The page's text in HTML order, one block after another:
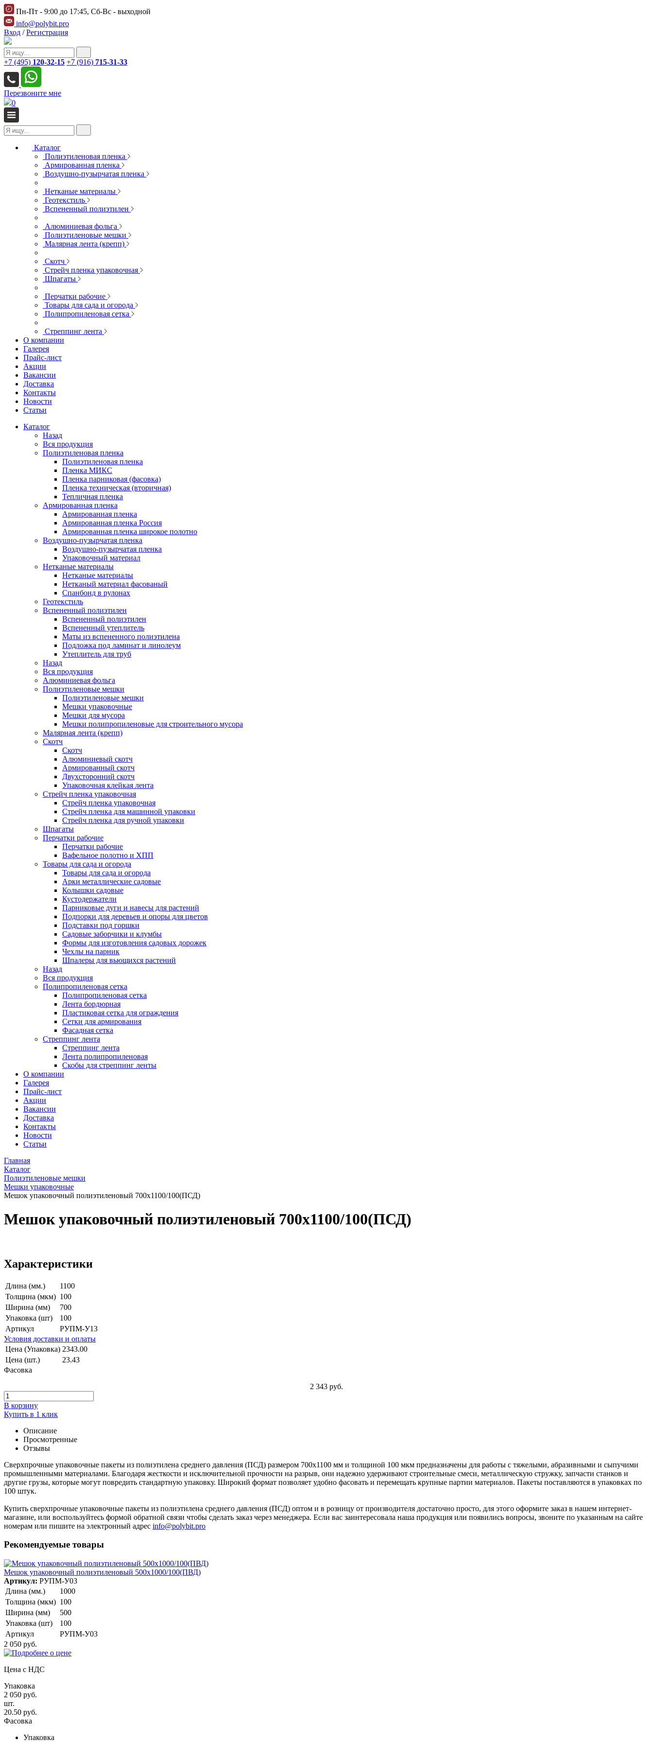
Пн-Пт - 9:00 до 17:45, Сб-Вс - выходной
info@polybit.pro
Вход /Регистрация
+7 (495) 120-32-15 +7 (916) 715-31-33
Перезвоните мне
0
Каталог
Полиэтиленовая пленка
Армированная пленка
Воздушно-пузырчатая пленка
Нетканые материалы
Геотекстиль
Вспененный полиэтилен
Алюминиевая фольга
Полиэтиленовые мешки
Малярная лента (крепп)
Скотч
Стрейч пленка упаковочная
Шпагаты
Перчатки рабочие
Товары для сада и огорода
Полипропиленовая сетка
Стреппинг лента
О компании
Галерея
Прайс-лист
Акции
Вакансии
Доставка
Контакты
Новости
Статьи
Каталог
Назад
Вся продукция
Полиэтиленовая пленка
Полиэтиленовая пленка
Пленка МИКС
Пленка парниковая (фасовка)
Пленка техническая (вторичная)
Тепличная пленка
Армированная пленка
Армированная пленка
Армированная пленка Россия
Армированная пленка широкое полотно
Воздушно-пузырчатая пленка
Воздушно-пузырчатая пленка
Упаковочный материал
Нетканые материалы
Нетканые материалы
Нетканый материал фасованый
Спанбонд в рулонах
Геотекстиль
Вспененный полиэтилен
Вспененный полиэтилен
Вспененный утеплитель
Маты из вспененного полиэтилена
Подложка под ламинат и линолеум
Утеплитель для труб
Назад
Вся продукция
Алюминиевая фольга
Полиэтиленовые мешки
Полиэтиленовые мешки
Мешки упаковочные
Мешки для мусора
Мешки полипропиленовые для строительного мусора
Малярная лента (крепп)
Скотч
Скотч
Алюминиевый скотч
Армированный скотч
Двухсторонний скотч
Упаковочная клейкая лента
Стрейч пленка упаковочная
Стрейч пленка упаковочная
Стрейч пленка для машинной упаковки
Стрейч пленка для ручной упаковки
Шпагаты
Перчатки рабочие
Перчатки рабочие
Вафельное полотно и ХПП
Товары для сада и огорода
Товары для сада и огорода
Арки металлические садовые
Колышки садовые
Кустодержатели
Парниковые дуги и навесы для растений
Подпорки для деревьев и опоры для цветов
Подставки под горшки
Садовые заборчики и клумбы
Формы для изготовления садовых дорожек
Чехлы на парник
Шпалеры для вьющихся растений
Назад
Вся продукция
Полипропиленовая сетка
Полипропиленовая сетка
Лента бордюрная
Пластиковая сетка для ограждения
Сетки для армирования
Фасадная сетка
Стреппинг лента
Стреппинг лента
Лента полипропиленовая
Скобы для стреппинг ленты
О компании
Галерея
Прайс-лист
Акции
Вакансии
Доставка
Контакты
Новости
Статьи
Главная
Каталог
Полиэтиленовые мешки
Мешки упаковочные
Мешок упаковочный полиэтиленовый 700х1100/100(ПСД)
Мешок упаковочный полиэтиленовый 700х1100/100(ПСД)
Характеристики
Длина (мм.)
1100
Толщина (мкм) 100
Ширина (мм)
700
Упаковка (шт)
100
Артикул
РУПМ-У13
Условия доставки и оплаты
Цена (Упаковка) 2343.00
Цена (шт.)
23.43
Фасовка
2 343 руб.
В корзину
Купить в 1 клик
Описание
Просмотренные
Отзывы
Сверхпрочные упаковочные пакеты из полиэтилена среднего давления (ПСД) размером 700x1100 мм и толщиной 100 мкм предназначены для работы с тяжелыми, абразивными и сыпучими
промышленными материалами. Благодаря жесткости и исключительной прочности на разрыв, они надежно удерживают строительные смеси, металлическую стружку, запчасти станков и
другие грузы, которые могут повредить стандартную упаковку. Широкий формат позволяет удобно фасовать и перемещать крупные партии материалов. Пакеты поставляются в упаковках по
100 штук.
Купить сверхпрочные упаковочные пакеты из полиэтилена среднего давления (ПСД) оптом и в розницу от производителя достаточно просто, для этого оформите заказ в нашем интернет-
магазине, или воспользуйтесь формой обратной связи чтобы сделать заказ через менеджера. Если вас заинтересовала наша продукция или появились вопросы, звоните по указанным на сайте
номерам или пишите на электронный адрес info@polybit.pro
Рекомендуемые товары
Мешок упаковочный полиэтиленовый 500х1000/100(ПВД)
Артикул: РУПМ-У03
Длина (мм.)
1000
Толщина (мкм) 100
Ширина (мм)
500
Упаковка (шт)
100
Артикул
РУПМ-У03
2 050 руб.
Цена с НДС
Упаковка
2 050 руб.
шт.
20.50 руб.
Фасовка
Упаковка